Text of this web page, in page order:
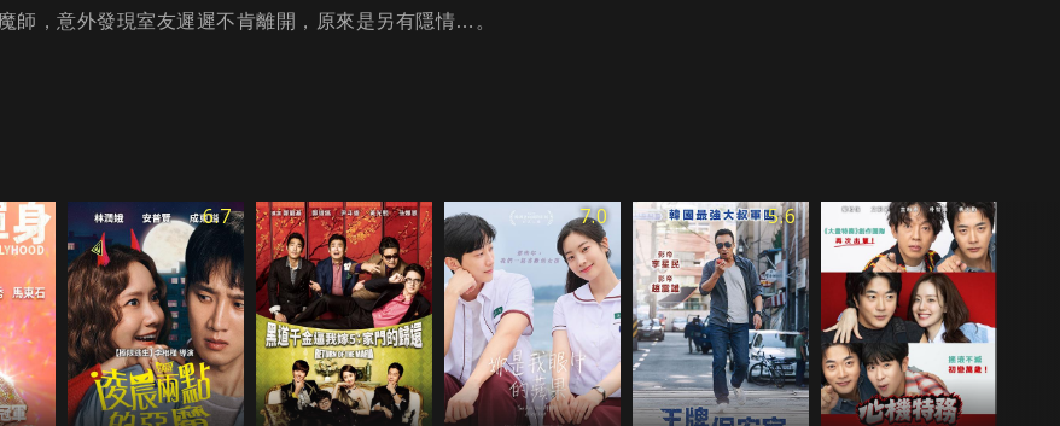
魔師，意外發現室友遲遲不肯離開，原來是另有隱情…。
6.7 7.0 5.6